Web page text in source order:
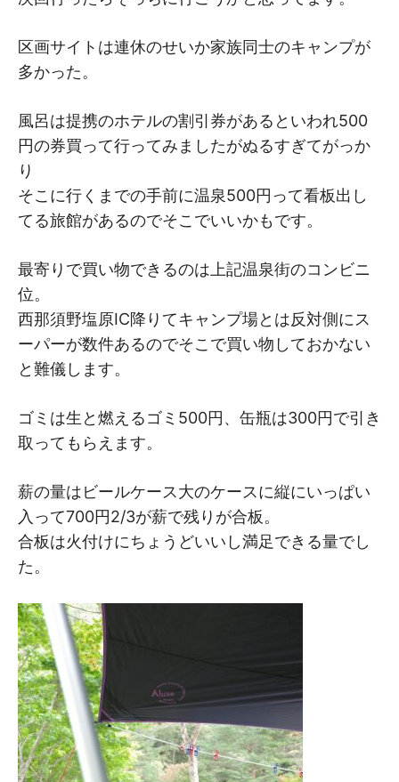
区画サイトは連休のせいか家族同士のキャンプが
多かった。
風呂は提携のホテルの割引券があるといわれ500
円の券買って行ってみましたがぬるすぎてがっか
り
そこに行くまでの手前に温泉500円って看板出し
てる旅館があるのでそこでいいかもです。
最寄りで買い物できるのは上記温泉街のコンビニ
位。
西那須野塩原IC降りてキャンプ場とは反対側にス
ーパーが数件あるのでそこで買い物しておかない
と難儀します。
ゴミは生と燃えるゴミ500円、缶瓶は300円で引き
取ってもらえます。
薪の量はビールケース大のケースに縦にいっぱい
入って700円2/3が薪で残りが合板。
合板は火付けにちょうどいいし満足できる量でし
た。